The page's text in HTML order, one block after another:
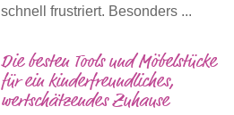
schnell frustriert. Besonders ...
Die besten Tools und Möbelstücke
für ein kinderfreundliches,
wertschätzendes Zuhause